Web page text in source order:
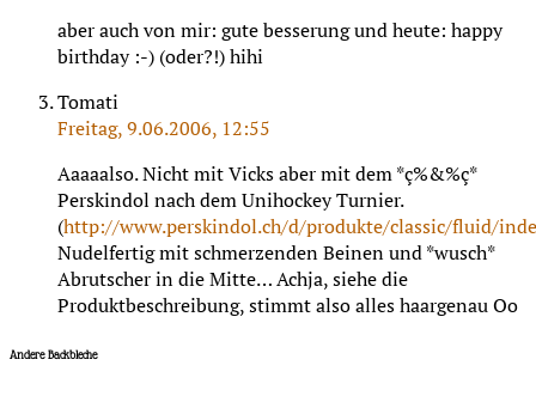
aber auch von mir: gute besserung und heute: happy
birthday :-) (oder?!) hihi
Tomati
Freitag, 9.06.2006, 12:55
Aaaaalso. Nicht mit Vicks aber mit dem *ç%&%ç*
Perskindol nach dem Unihockey Turnier.
(http://www.perskindol.ch/d/produkte/classic/fluid/
Nudelfertig mit schmerzenden Beinen und *wusch*
Abrutscher in die Mitte… Achja, siehe die
Produktbeschreibung, stimmt also alles haargenau Oo
Andere Backbleche